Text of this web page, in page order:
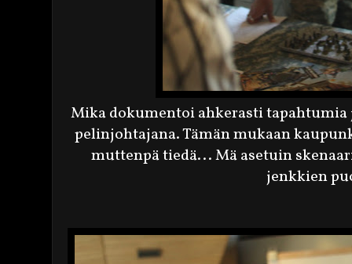
Mika dokumentoi ahkerasti
pelinjohtajana. Tämän mukaan
muttenpä tiedä... Mä asetuin
jenkkien